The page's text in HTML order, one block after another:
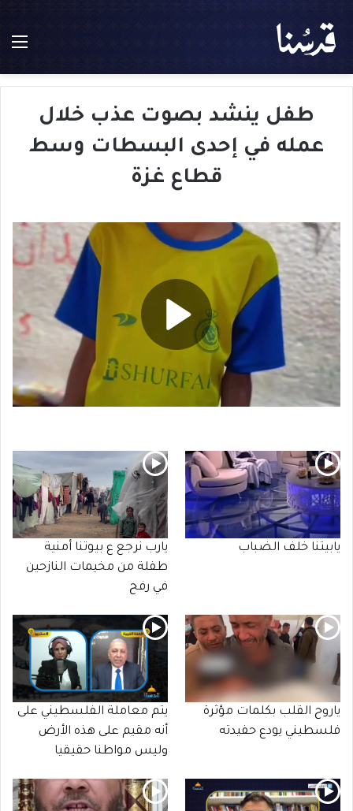
طفل ينشد بصوت عذب خلال
عمله في إحدى البسطات وسط
قطاع غزة
يابيتنا خلف الضباب
يارب نرجع ع بيوتنا أمنية
طفلة من مخيمات النازحين
في رفح
ياروح القلب بكلمات مؤثرة
فلسطيني يودع حفيدته
يتم معاملة الفلسطيني على
أنه مقيم على هذه الأرض
وليس مواطنا حقيقيا